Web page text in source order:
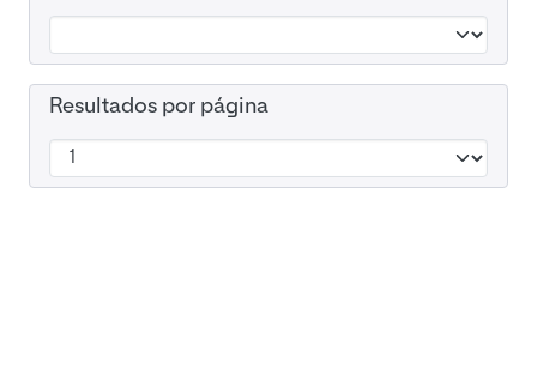
Resultados por página